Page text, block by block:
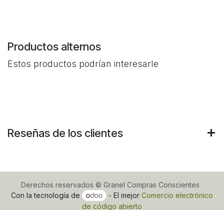
Productos alternos
Estos productos podrían interesarle
Reseñas de los clientes
Derechos reservados © Granel Compras Conscientes
Con la tecnología de
- El mejor Comercio electrónico
de código abierto